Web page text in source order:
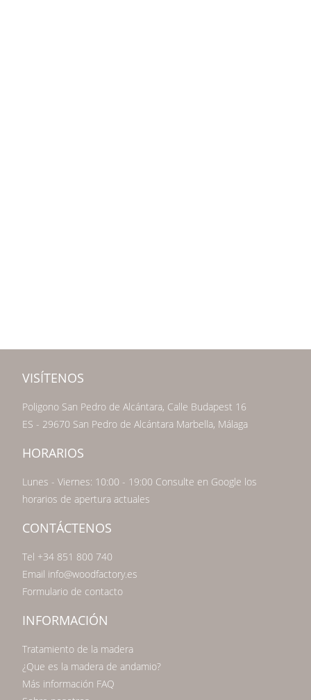
VISÍTENOS
Poligono San Pedro de Alcántara, Calle Budapest 16
ES - 29670 San Pedro de Alcántara Marbella, Málaga
HORARIOS
Lunes - Viernes: 10:00 - 19:00 Consulte en Google los
horarios de apertura actuales
CONTÁCTENOS
Tel +34 851 800 740
Email info@woodfactory.es
Formulario de contacto
INFORMACIÓN
Tratamiento de la madera
¿Que es la madera de andamio?
Más información FAQ